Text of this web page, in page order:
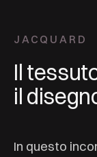
JACQUARD
Il
il
In questo